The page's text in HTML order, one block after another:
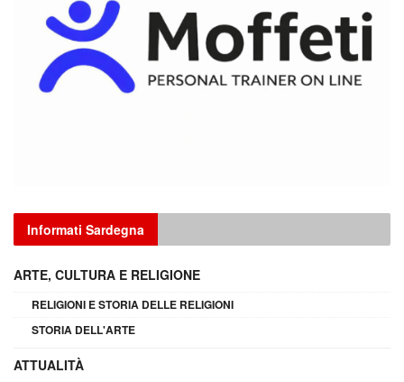
Informati Sardegna
ARTE, CULTURA E RELIGIONE
RELIGIONI E STORIA DELLE RELIGIONI
STORIA DELL'ARTE
ATTUALITÀ